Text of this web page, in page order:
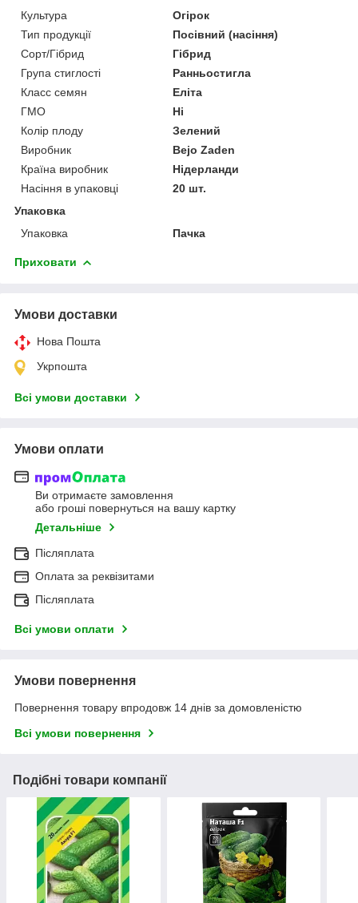
Культура
Огірок
Тип продукції
Посівний (насіння)
Сорт/Гібрид
Гібрид
Група стиглості
Ранньостигла
Класс семян
Еліта
ГМО
Ні
Колір плоду
Зелений
Виробник
Bejo Zaden
Країна виробник
Нідерланди
Насіння в упаковці
20 шт.
Упаковка
Упаковка
Пачка
Приховати
Умови доставки
Нова Пошта
Укрпошта
Всі умови доставки
Умови оплати
Ви отримаєте замовлення
або гроші повернуться на вашу картку
Детальніше
Післяплата
Оплата за реквізитами
Післяплата
Всі умови оплати
Умови повернення
Повернення товару впродовж 14 днів за домовленістю
Всі умови повернення
Подібні товари компанії